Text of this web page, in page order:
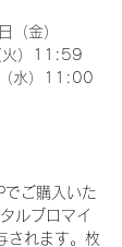
（金）
）11:59
水）11:00
ご購入いた
ルブロマイ
されます。枚